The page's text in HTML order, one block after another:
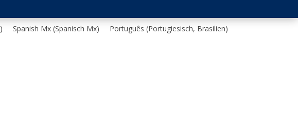
) Spanish Mx (Spanisch Mx) Português (Portugiesisch, Brasilien)